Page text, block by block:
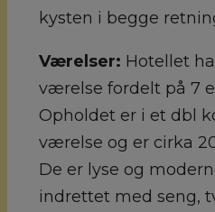
kysten i begge
Værelser: Hotellet
værelse fordelt på 7
Opholdet er i et dbl
værelse og er cirka
De er lyse og
indrettet med seng,